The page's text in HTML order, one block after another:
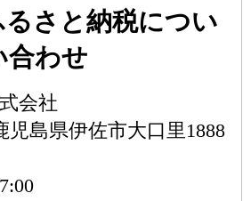
さと納税につい
合わせ
会社
島県伊佐市大口里1888